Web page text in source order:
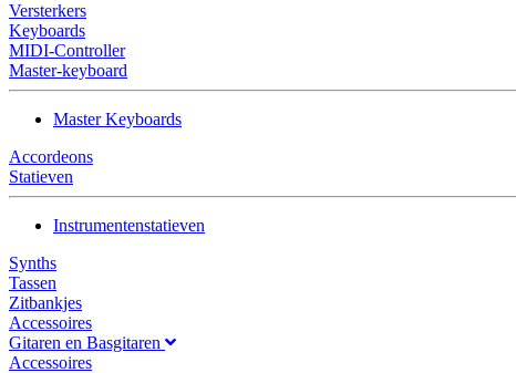
Versterkers
Keyboards
MIDI-Controller
Master-keyboard
Master Keyboards
Accordeons
Statieven
Instrumentenstatieven
Synths
Tassen
Zitbankjes
Accessoires
Gitaren en Basgitaren
Accessoires